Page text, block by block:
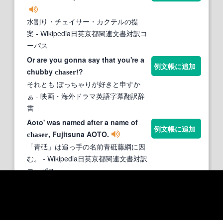
水割り・チェイサー・カクテルの提
案 - Wikipedia日英京都関連文書対訳コ
ーパス
Or are you gonna say that you're a
chubby chaser!?
それとも ぽっちゃりが好きと申すか
ぁ - 映画・海外ドラマ英語字幕翻訳辞
書
例文帳に追加
Aoto' was named after a name of
chaser, Fujitsuna AOTO.
「青砥」は追っ手の名前青砥藤綱に因
む。
- Wikipedia日英京都関連文書対訳
コーパス
例文帳に追加